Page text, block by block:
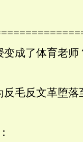
变成了体育老师
毛反文革堕落